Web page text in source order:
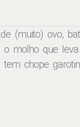
(muito) ovo,
o molho que
chope